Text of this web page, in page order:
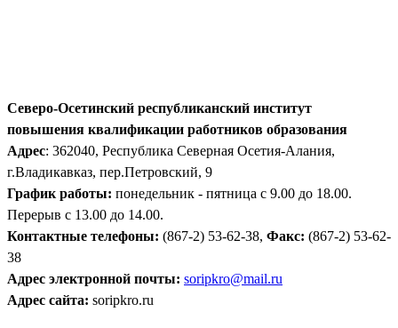
Северо-Осетинский республиканский институт
повышения квалификации работников образования
Адрес: 362040, Республика Северная Осетия-Алания,
г.Владикавказ, пер.Петровский, 9
График работы: понедельник - пятница с 9.00 до 18.00.
Перерыв с 13.00 до 14.00.
Контактные телефоны: (867-2) 53-62-38, Факс: (867-2) 53-62-
38
Адрес электронной почты: soripkro@mail.ru
Адрес сайта: soripkro.ru